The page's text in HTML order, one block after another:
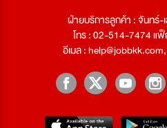
ฝ่ายบริการลูกค้า : จันทร์-
โทร : 02-514-7474 แ
อีเมล :help@jobbkk.com,